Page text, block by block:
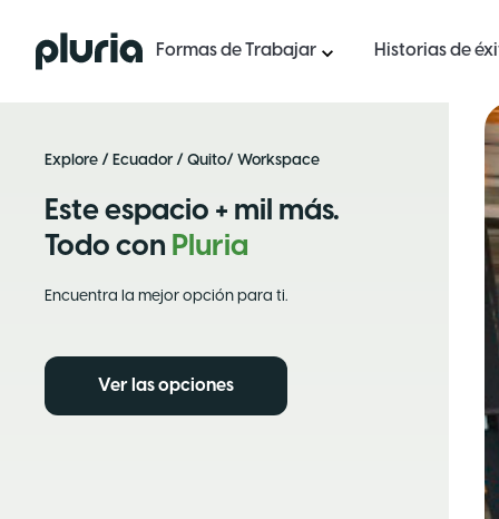
Logo Pluria Formas de Trabajar Historias de
Explore / Ecuador / Quito/ Workspace
Este espacio + mil más.
Todo con Pluria
Encuentra la mejor opción para ti.
Ver las opciones